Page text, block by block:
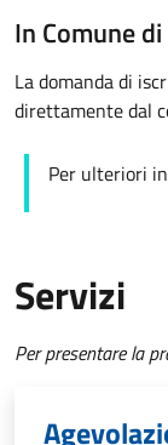
In Comune
La domanda di
direttamente dal
Per ulteriori
Servizi
Per presentare la